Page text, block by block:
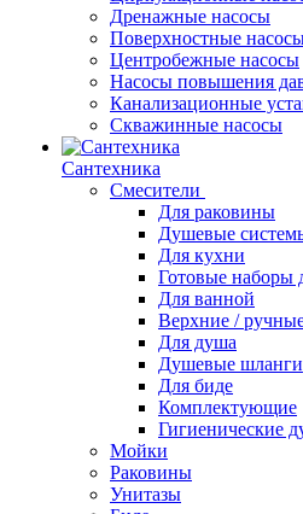
Дренажные насосы
Поверхностные
Центробежные насосы
Насосы повышения
Канализационные
Скважинные насосы
Сантехника
Смесители
Для раковины
Душевые
Для кухни
Готовые наборы
Для ванной
Верхние /
Для душа
Душевые шланги
Для биде
Комплектующие
Гигиенические
Мойки
Раковины
Унитазы